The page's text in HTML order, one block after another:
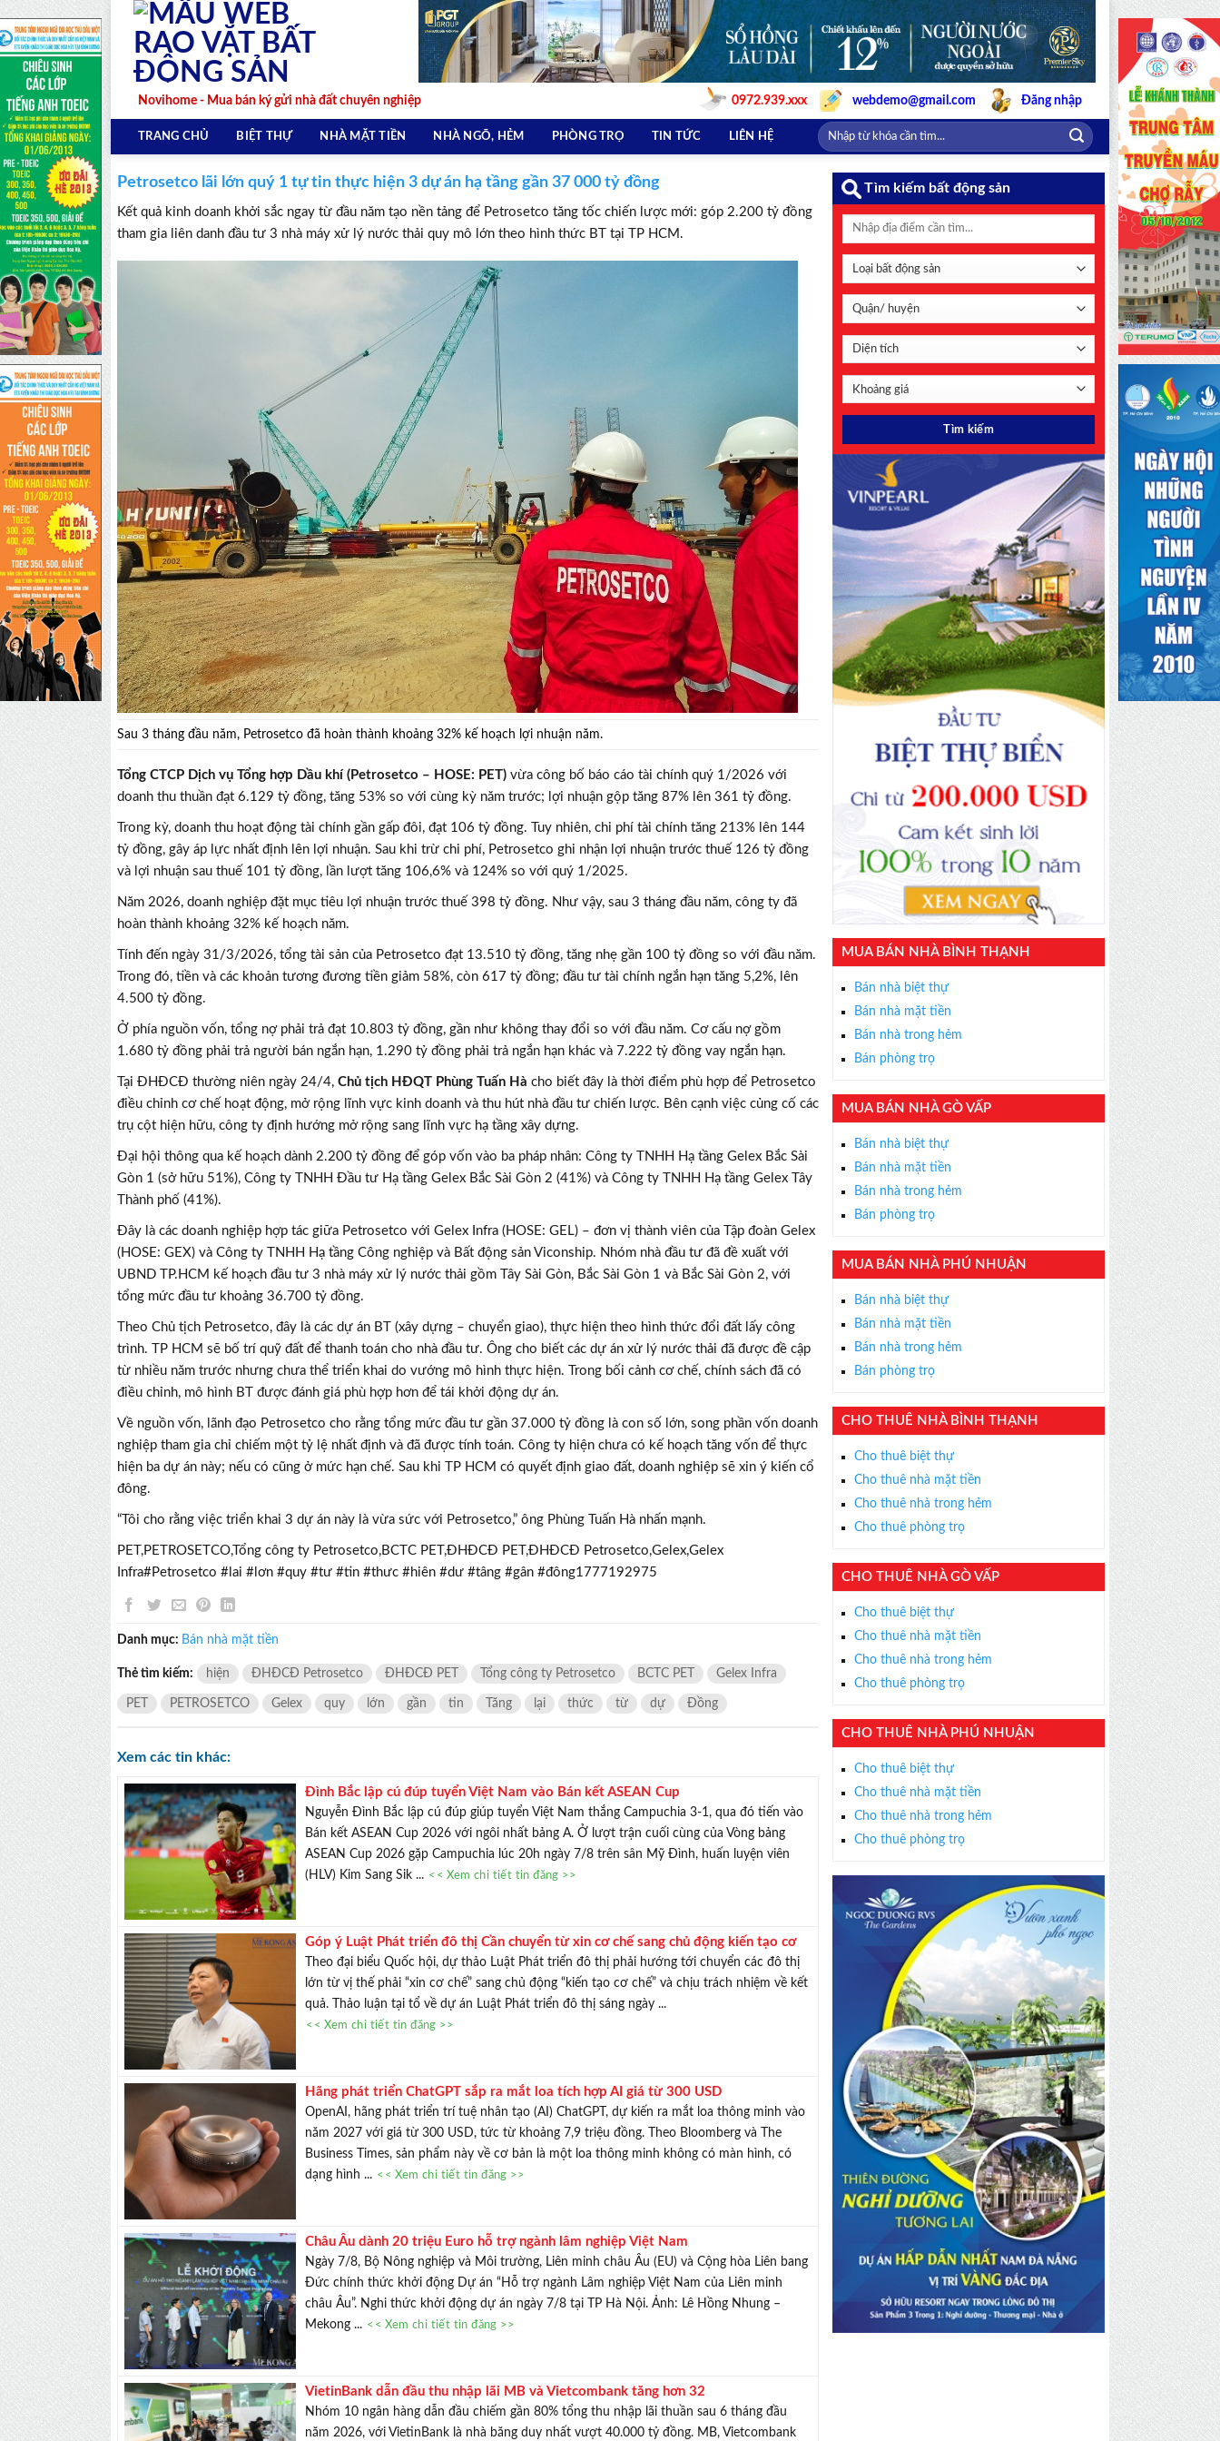
TƯ VẤN MIỄN PHÍ ×
Skip
content
Novihome - Mua bán ký gửi nhà đất chuyên nghiệp 0972.939.xxx webdemo@gmail.com Đăng nhập
TRANG CHỦ BIỆT THỰ NHÀ MẶT TIỀN NHÀ NGÕ, HẺM PHÒNG TRỌ TIN TỨC LIÊN HỆ
Petrosetco lãi lớn quý 1 tự tin thực hiện 3 dự án hạ tầng gần 37 000 tỷ đồng
Kết quả kinh doanh khởi sắc ngay từ đầu năm tạo nền tảng để Petrosetco tăng tốc chiến lược mới: góp 2.200 tỷ đồng
tham gia liên danh đầu tư 3 nhà máy xử lý nước thải quy mô lớn theo hình thức BT tại TP HCM.
Sau 3 tháng đầu năm, Petrosetco đã hoàn thành khoảng 32% kế hoạch lợi nhuận năm.
Tổng CTCP Dịch vụ Tổng hợp Dầu khí (Petrosetco – HOSE: PET) vừa công bố báo cáo tài chính quý 1/2026 với
doanh thu thuần đạt 6.129 tỷ đồng, tăng 53% so với cùng kỳ năm trước; lợi nhuận gộp tăng 87% lên 361 tỷ đồng.
Trong kỳ, doanh thu hoạt động tài chính gần gấp đôi, đạt 106 tỷ đồng. Tuy nhiên, chi phí tài chính tăng 213% lên 144
tỷ đồng, gây áp lực nhất định lên lợi nhuận. Sau khi trừ chi phí, Petrosetco ghi nhận lợi nhuận trước thuế 126 tỷ đồng
và lợi nhuận sau thuế 101 tỷ đồng, lần lượt tăng 106,6% và 124% so với quý 1/2025.
Năm 2026, doanh nghiệp đặt mục tiêu lợi nhuận trước thuế 398 tỷ đồng. Như vậy, sau 3 tháng đầu năm, công ty đã
hoàn thành khoảng 32% kế hoạch năm.
Tính đến ngày 31/3/2026, tổng tài sản của Petrosetco đạt 13.510 tỷ đồng, tăng nhẹ gần 100 tỷ đồng so với đầu năm.
Trong đó, tiền và các khoản tương đương tiền giảm 58%, còn 617 tỷ đồng; đầu tư tài chính ngắn hạn tăng 5,2%, lên
4.500 tỷ đồng.
Ở phía nguồn vốn, tổng nợ phải trả đạt 10.803 tỷ đồng, gần như không thay đổi so với đầu năm. Cơ cấu nợ gồm
1.680 tỷ đồng phải trả người bán ngắn hạn, 1.290 tỷ đồng phải trả ngắn hạn khác và 7.222 tỷ đồng vay ngắn hạn.
Tại ĐHĐCĐ thường niên ngày 24/4, Chủ tịch HĐQT Phùng Tuấn Hà cho biết đây là thời điểm phù hợp để Petrosetco
điều chỉnh cơ chế hoạt động, mở rộng lĩnh vực kinh doanh và thu hút nhà đầu tư chiến lược. Bên cạnh việc củng cố các
trụ cột hiện hữu, công ty định hướng mở rộng sang lĩnh vực hạ tầng xây dựng.
Đại hội thông qua kế hoạch dành 2.200 tỷ đồng để góp vốn vào ba pháp nhân: Công ty TNHH Hạ tầng Gelex Bắc Sài
Gòn 1 (sở hữu 51%), Công ty TNHH Đầu tư Hạ tầng Gelex Bắc Sài Gòn 2 (41%) và Công ty TNHH Hạ tầng Gelex Tây
Thành phố (41%).
Đây là các doanh nghiệp hợp tác giữa Petrosetco với Gelex Infra (HOSE: GEL) – đơn vị thành viên của Tập đoàn Gelex
(HOSE: GEX) và Công ty TNHH Hạ tầng Công nghiệp và Bất động sản Viconship. Nhóm nhà đầu tư đã đề xuất với
UBND TP.HCM kế hoạch đầu tư 3 nhà máy xử lý nước thải gồm Tây Sài Gòn, Bắc Sài Gòn 1 và Bắc Sài Gòn 2, với
tổng mức đầu tư khoảng 36.700 tỷ đồng.
Theo Chủ tịch Petrosetco, đây là các dự án BT (xây dựng – chuyển giao), thực hiện theo hình thức đổi đất lấy công
trình. TP HCM sẽ bố trí quỹ đất để thanh toán cho nhà đầu tư. Ông cho biết các dự án xử lý nước thải đã được đề cập
từ nhiều năm trước nhưng chưa thể triển khai do vướng mô hình thực hiện. Trong bối cảnh cơ chế, chính sách đã có
điều chỉnh, mô hình BT được đánh giá phù hợp hơn để tái khởi động dự án.
Về nguồn vốn, lãnh đạo Petrosetco cho rằng tổng mức đầu tư gần 37.000 tỷ đồng là con số lớn, song phần vốn doanh
nghiệp tham gia chỉ chiếm một tỷ lệ nhất định và đã được tính toán. Công ty hiện chưa có kế hoạch tăng vốn để thực
hiện ba dự án này; nếu có cũng ở mức hạn chế. Sau khi TP HCM có quyết định giao đất, doanh nghiệp sẽ xin ý kiến cổ
đông.
“Tôi cho rằng việc triển khai 3 dự án này là vừa sức với Petrosetco,” ông Phùng Tuấn Hà nhấn mạnh.
PET,PETROSETCO,Tổng công ty Petrosetco,BCTC PET,ĐHĐCĐ PET,ĐHĐCĐ Petrosetco,Gelex,Gelex
Infra#Petrosetco #lai #lơn #quy #tư #tin #thưc #hiên #dư #tâng #gân #đông1777192975
Danh mục: Bán nhà mặt tiền
Thẻ tìm kiếm: hiện ĐHĐCĐ Petrosetco ĐHĐCĐ PET Tổng công ty Petrosetco BCTC PET Gelex Infra
PET PETROSETCO Gelex quy lớn gần tin Tăng lại thức từ dự Đồng
Xem các tin khác:
Đình Bắc lập cú đúp tuyển Việt Nam vào Bán kết ASEAN Cup
Nguyễn Đình Bắc lập cú đúp giúp tuyển Việt Nam thắng Campuchia 3-1, qua đó tiến vào
Bán kết ASEAN Cup 2026 với ngôi nhất bảng A. Ở lượt trận cuối cùng của Vòng bảng
ASEAN Cup 2026 gặp Campuchia lúc 20h ngày 7/8 trên sân Mỹ Đình, huấn luyện viên
(HLV) Kim Sang Sik ... << Xem chi tiết tin đăng >>
Góp ý Luật Phát triển đô thị Cần chuyển từ xin cơ chế sang chủ động kiến tạo cơ
chế
Theo đại biểu Quốc hội, dự thảo Luật Phát triển đô thị phải hướng tới chuyển các đô thị
lớn từ vị thế phải “xin cơ chế” sang chủ động “kiến tạo cơ chế” và chịu trách nhiệm về kết
quả. Thảo luận tại tổ về dự án Luật Phát triển đô thị sáng ngày ...
<< Xem chi tiết tin đăng >>
Hãng phát triển ChatGPT sắp ra mắt loa tích hợp AI giá từ 300 USD
OpenAI, hãng phát triển trí tuệ nhân tạo (AI) ChatGPT, dự kiến ra mắt loa thông minh vào
năm 2027 với giá từ 300 USD, tức từ khoảng 7,9 triệu đồng. Theo Bloomberg và The
Business Times, sản phẩm này về cơ bản là một loa thông minh không có màn hình, có
dạng hình ... << Xem chi tiết tin đăng >>
Châu Âu dành 20 triệu Euro hỗ trợ ngành lâm nghiệp Việt Nam
Ngày 7/8, Bộ Nông nghiệp và Môi trường, Liên minh châu Âu (EU) và Cộng hòa Liên bang
Đức chính thức khởi động Dự án “Hỗ trợ ngành Lâm nghiệp Việt Nam của Liên minh
châu Âu”. Nghi thức khởi động dự án ngày 7/8 tại TP Hà Nội. Ảnh: Lê Hồng Nhung –
Mekong ... << Xem chi tiết tin đăng >>
VietinBank dẫn đầu thu nhập lãi MB và Vietcombank tăng hơn 32
Nhóm 10 ngân hàng dẫn đầu chiếm gần 80% tổng thu nhập lãi thuần sau 6 tháng đầu
năm 2026, với VietinBank là nhà băng duy nhất vượt 40.000 tỷ đồng. MB, Vietcombank
Tìm kiếm bất động sản
MUA BÁN NHÀ BÌNH THẠNH
Bán nhà biệt thự
Bán nhà mặt tiền
Bán nhà trong hẻm
Bán phòng trọ
MUA BÁN NHÀ GÒ VẤP
Bán nhà biệt thự
Bán nhà mặt tiền
Bán nhà trong hẻm
Bán phòng trọ
MUA BÁN NHÀ PHÚ NHUẬN
Bán nhà biệt thự
Bán nhà mặt tiền
Bán nhà trong hẻm
Bán phòng trọ
CHO THUÊ NHÀ BÌNH THẠNH
Cho thuê biệt thự
Cho thuê nhà mặt tiền
Cho thuê nhà trong hẻm
Cho thuê phòng trọ
CHO THUÊ NHÀ GÒ VẤP
Cho thuê biệt thự
Cho thuê nhà mặt tiền
Cho thuê nhà trong hẻm
Cho thuê phòng trọ
CHO THUÊ NHÀ PHÚ NHUẬN
Cho thuê biệt thự
Cho thuê nhà mặt tiền
Cho thuê nhà trong hẻm
Cho thuê phòng trọ